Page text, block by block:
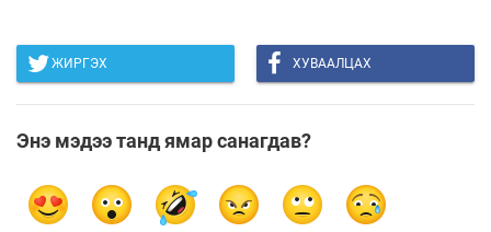
ЖИРГЭХ ХУВААЛЦАХ
Энэ мэдээ танд ямар санагдав?